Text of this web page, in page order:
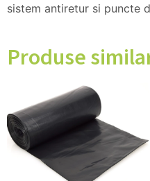
sistem antiretur si puncte
Produse